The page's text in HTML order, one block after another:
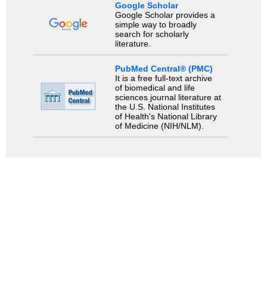
Google Scholar
Google Scholar provides a
simple way to broadly
search for scholarly
literature.
PubMed Central® (PMC)
It is a free full-text archive
of biomedical and life
sciences journal literature at
the U.S. National Institutes
of Health's National Library
of Medicine (NIH/NLM).